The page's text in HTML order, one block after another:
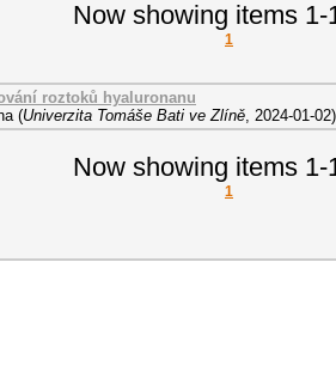
Now showing items 1-
1
roztoků hyaluronanu
(Univerzita Tomáše Bati ve Zlíně, 2024-01-02)
Now showing items 1-
1